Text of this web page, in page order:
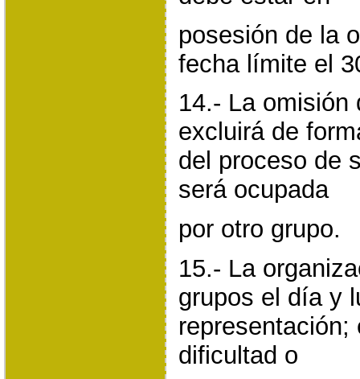
posesión de la
fecha límite el
14.- La omisión
excluirá de
del proceso de
será ocupada
por otro grupo.
15.- La
grupos el día y
dificultad o